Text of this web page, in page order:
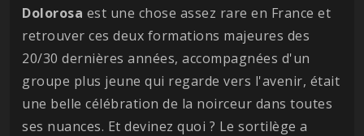
Dolorosa est une chose assez rare en France et
retrouver ces deux formations majeures des
20/30 dernières années, accompagnées d'un
groupe plus jeune qui regarde vers l'avenir, était
une belle célébration de la noirceur dans toutes
ses nuances. Et devinez quoi ? Le sortilège a